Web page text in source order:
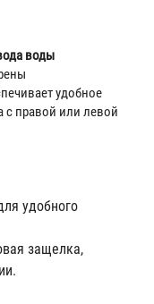
воды
удобное
с правой или левой
удобного
защелка,